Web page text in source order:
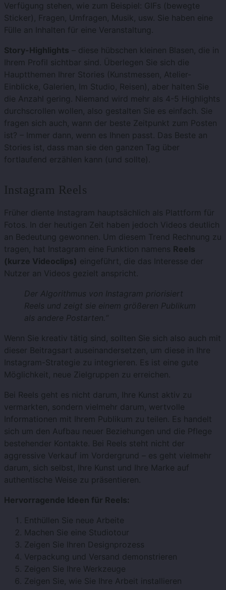
Verfügung stehen, wie zum Beispiel: GIFs (bewegte
Sticker), Fragen, Umfragen, Musik, usw. Sie haben eine
Fülle an Inhalten für eine Veranstaltung.
Story-Highlights – diese hübschen kleinen Blasen, die in
Ihrem Profil sichtbar sind. Überlegen Sie sich die
Hauptthemen Ihrer Stories (Kunstmessen, Atelier-
Einblicke, Galerien, Im Studio, Reisen), aber halten Sie
die Anzahl gering. Niemand wird mehr als 4-5 Highlights
durchscrollen wollen, also gestalten Sie es einfach. Sie
fragen sich auch, wann der beste Zeitpunkt zum Posten
ist? – Immer dann, wenn es Ihnen passt. Das Beste an
Stories ist, dass man sie den ganzen Tag über
fortlaufend erzählen kann (und sollte).
Instagram Reels
Früher diente Instagram hauptsächlich als Plattform für
Fotos. In der heutigen Zeit haben jedoch Videos deutlich
an Bedeutung gewonnen. Um diesem Trend Rechnung zu
tragen, hat Instagram eine Funktion namens Reels
(kurze Videoclips) eingeführt, die das Interesse der
Nutzer an Videos gezielt anspricht.
Der Algorithmus von Instagram priorisiert
Reels und zeigt sie einem größeren Publikum
als andere Postarten.“
Wenn Sie kreativ tätig sind, sollten Sie sich also auch mit
dieser Beitragsart auseinandersetzen, um diese in Ihre
Instagram-Strategie zu integrieren. Es ist eine gute
Möglichkeit, neue Zielgruppen zu erreichen.
Bei Reels geht es nicht darum, Ihre Kunst aktiv zu
vermarkten, sondern vielmehr darum, wertvolle
Informationen mit Ihrem Publikum zu teilen. Es handelt
sich um den Aufbau neuer Beziehungen und die Pflege
bestehender Kontakte. Bei Reels steht nicht der
aggressive Verkauf im Vordergrund – es geht vielmehr
darum, sich selbst, Ihre Kunst und Ihre Marke auf
authentische Weise zu präsentieren.
Hervorragende Ideen für Reels:
Enthüllen Sie neue Arbeite
Machen Sie eine Studiotour
Zeigen Sie Ihren Designprozess
Verpackung und Versand demonstrieren
Zeigen Sie Ihre Werkzeuge
Zeigen Sie, wie Sie Ihre Arbeit installieren